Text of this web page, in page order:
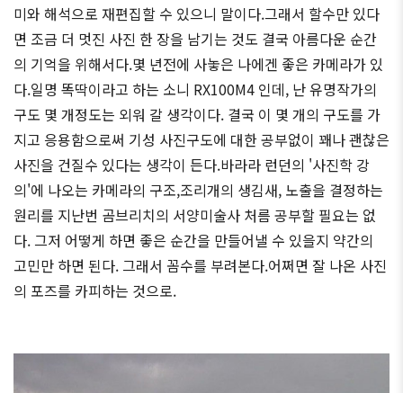
미와 해석으로 재편집할 수 있으니 말이다.그래서 할수만 있다
면 조금 더 멋진 사진 한 장을 남기는 것도 결국 아름다운 순간
의 기억을 위해서다.몇 년전에 사놓은 나에겐 좋은 카메라가 있
다.일명 똑딱이라고 하는 소니 RX100M4 인데, 난 유명작가의
구도 몇 개정도는 외워 갈 생각이다. 결국 이 몇 개의 구도를 가
지고 응용함으로써 기성 사진구도에 대한 공부없이 꽤나 괜찮은
사진을 건질수 있다는 생각이 든다.바라라 런던의 '사진학 강
의'에 나오는 카메라의 구조,조리개의 생김새, 노출을 결정하는
원리를 지난번 곰브리치의 서양미술사 처름 공부할 필요는 없
다. 그저 어떻게 하면 좋은 순간을 만들어낼 수 있을지 약간의
고민만 하면 된다. 그래서 꼼수를 부려본다.어쩌면 잘 나온 사진
의 포즈를 카피하는 것으로.